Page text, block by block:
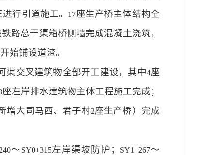
行引道施工。 17座生产桥主体结构全
路总干渠箱桥侧墙完成混凝土浇筑，
始铺设道渣。
渠交叉建筑物全部开工建设，其中4座
座左岸排水建筑物主体工程施工完成；
增大司马西、君子村2座生产桥）完成
～ SY0+315左岸渠坡防护； SY1+267～